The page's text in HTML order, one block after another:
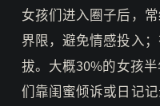
女孩们进入圈子后，
界限，避免情感投入
拔。大概30%的女孩
们靠闺蜜倾诉或日记